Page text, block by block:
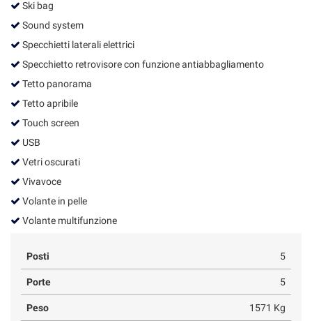
Ski bag
Sound system
Specchietti laterali elettrici
Specchietto retrovisore con funzione antiabbagliamento
Tetto panorama
Tetto apribile
Touch screen
USB
Vetri oscurati
Vivavoce
Volante in pelle
Volante multifunzione
Posti 5
Porte 5
Peso 1571 Kg